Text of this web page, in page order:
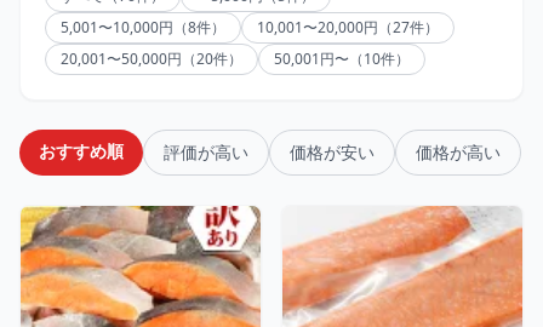
5,001〜10,000円（8件）
10,001〜20,000円（27件）
20,001〜50,000円（20件）
50,001円〜（10件）
おすすめ順 評価が高い 価格が安い 価格が高い